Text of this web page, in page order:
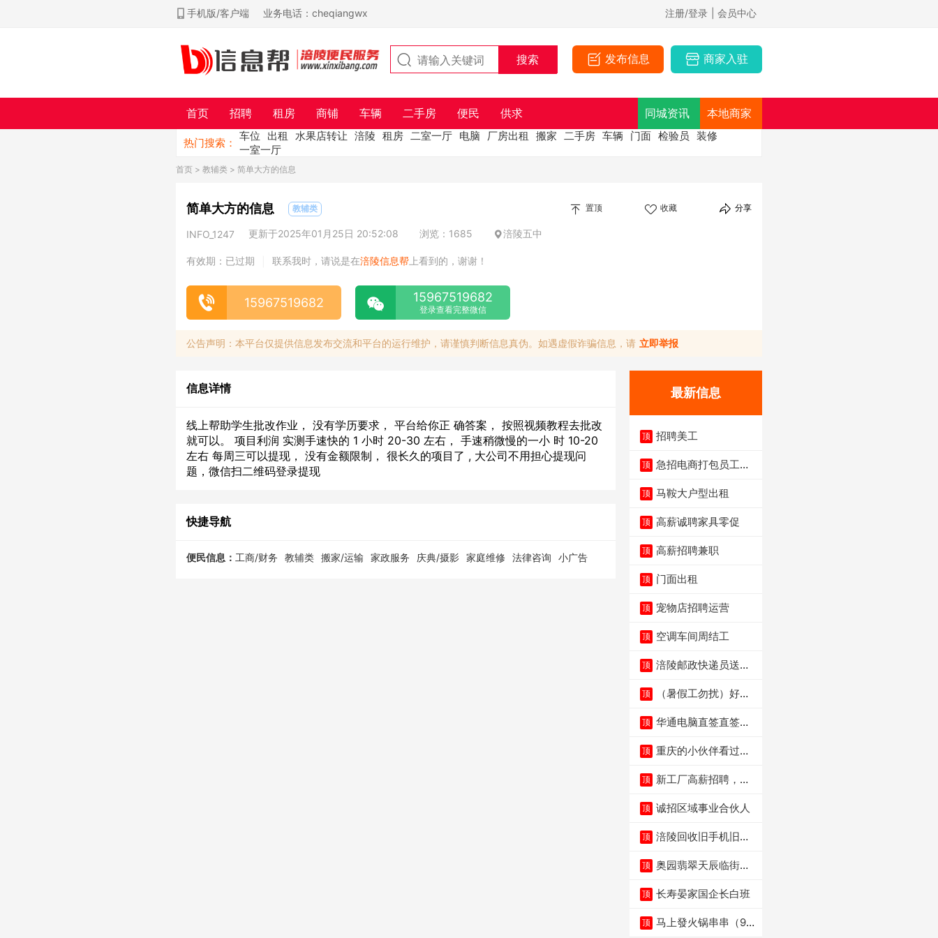
手机版/客户端 业务电话：cheqiangwx 注册/登录 | 会员中心
发布信息 商家入驻
首页 招聘 租房 商铺 车辆 二手房 便民 供求 同城资讯 本地商家
热门搜索：
车位 出租 水果店转让 涪陵 租房 二室一厅 电脑 厂房出租 搬家 二手房 车辆 门面 检验员 装修
一室一厅
首页 > 教辅类 > 简单大方的信息
简单大方的信息 教辅类 置顶 收藏 分享
INFO_1247 更新于2025年01月25日 20:52:08 浏览：1685 涪陵五中
有效期：已过期 联系我时，请说是在涪陵信息帮 上看到的，谢谢！
15967519682 15967519682
登录查看完整微信
公告声明：本平台仅提供信息发布交流和平台的运行维护，请谨慎判断信息真伪。如遇虚假诈骗信息，请 立即举报
信息详情
线上帮助学生批改作业， 没有学历要求， 平台给你正 确答案， 按照视频教程去批改
就可以。 项目利润 实测手速快的 1 小时 20-30 左右， 手速稍微慢的一小 时 10-20
左右 每周三可以提现， 没有金额限制， 很长久的项目了 , 大公司不用担心提现问
题，微信扫二维码登录提现
快捷导航
便民信息： 工商/财务 教辅类 搬家/运输 家政服务 庆典/摄影 家庭维修 法律咨询 小广告
最新信息
顶 招聘美工
顶 急招电商打包员工作
顶 马鞍大户型出租
顶 高薪诚聘家具零促
顶 高薪招聘兼职
顶 门面出租
顶 宠物店招聘运营
顶 空调车间周结工
顶 涪陵邮政快递员送货
顶
（暑假工勿扰）好想
顶 华通电脑直签直签直
顶 重庆的小伙伴看过
本
顶 新工厂高薪招聘，普
顶 诚招区域事业合伙人
顶 涪陵回收旧手机旧电
顶 奥园翡翠天辰临街餐
顶 长寿晏家国企长白班
顶 马上發火锅串串（9.8